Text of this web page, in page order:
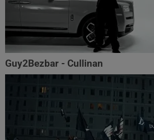
Guy2Bezbar - Cullinan